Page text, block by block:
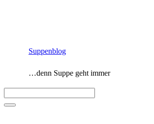
Suppenblog
…denn Suppe geht immer